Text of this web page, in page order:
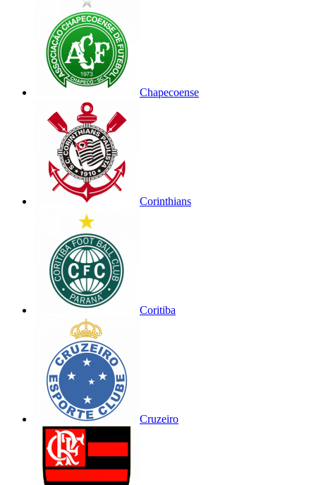
Chapecoense
Corinthians
Coritiba
Cruzeiro